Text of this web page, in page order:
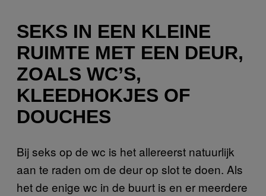
SEKS IN EEN KLEINE
RUIMTE MET EEN DEUR,
ZOALS WC’S,
KLEEDHOKJES OF
DOUCHES
Bij seks op de wc is het allereerst natuurlijk
aan te raden om de deur op slot te doen. Als
het de enige wc in de buurt is en er meerdere